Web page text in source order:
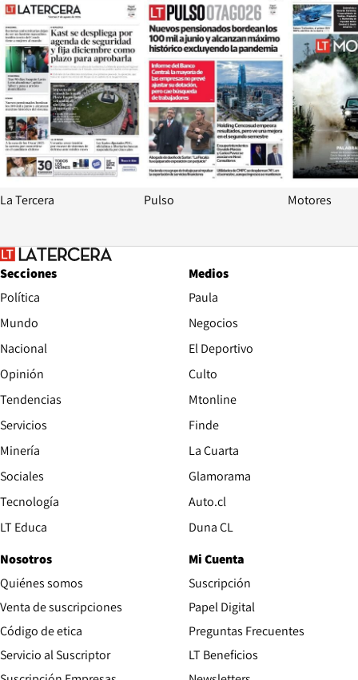
La Tercera Pulso Motores
Secciones
Política
Mundo
Nacional
Opinión
Tendencias
Servicios
Minería
Sociales
Tecnología
LT Educa
Medios
Paula
Negocios
El Deportivo
Culto
Mtonline
Finde
La Cuarta
Glamorama
Auto.clOpens in new window
Duna CLOpens in new window
Nosotros
Quiénes somos
Venta de suscripciones
Código de etica Opens in new window
Servicio al Suscriptor
Mi Cuenta
Suscripción
Papel DigitalOpens in new
Preguntas Frecuentes
LT Beneficios